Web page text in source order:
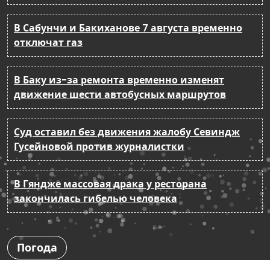
В Сабунчи и Бакиханове 7 августа временно
отключат газ
В Баку из-за ремонта временно изменят
движение шести автобусных маршрутов
Суд оставил без движения жалобу Севиндж
Гусейновой против журналистки
В Гяндже массовая драка у ресторана
закончилась гибелью человека
Погода